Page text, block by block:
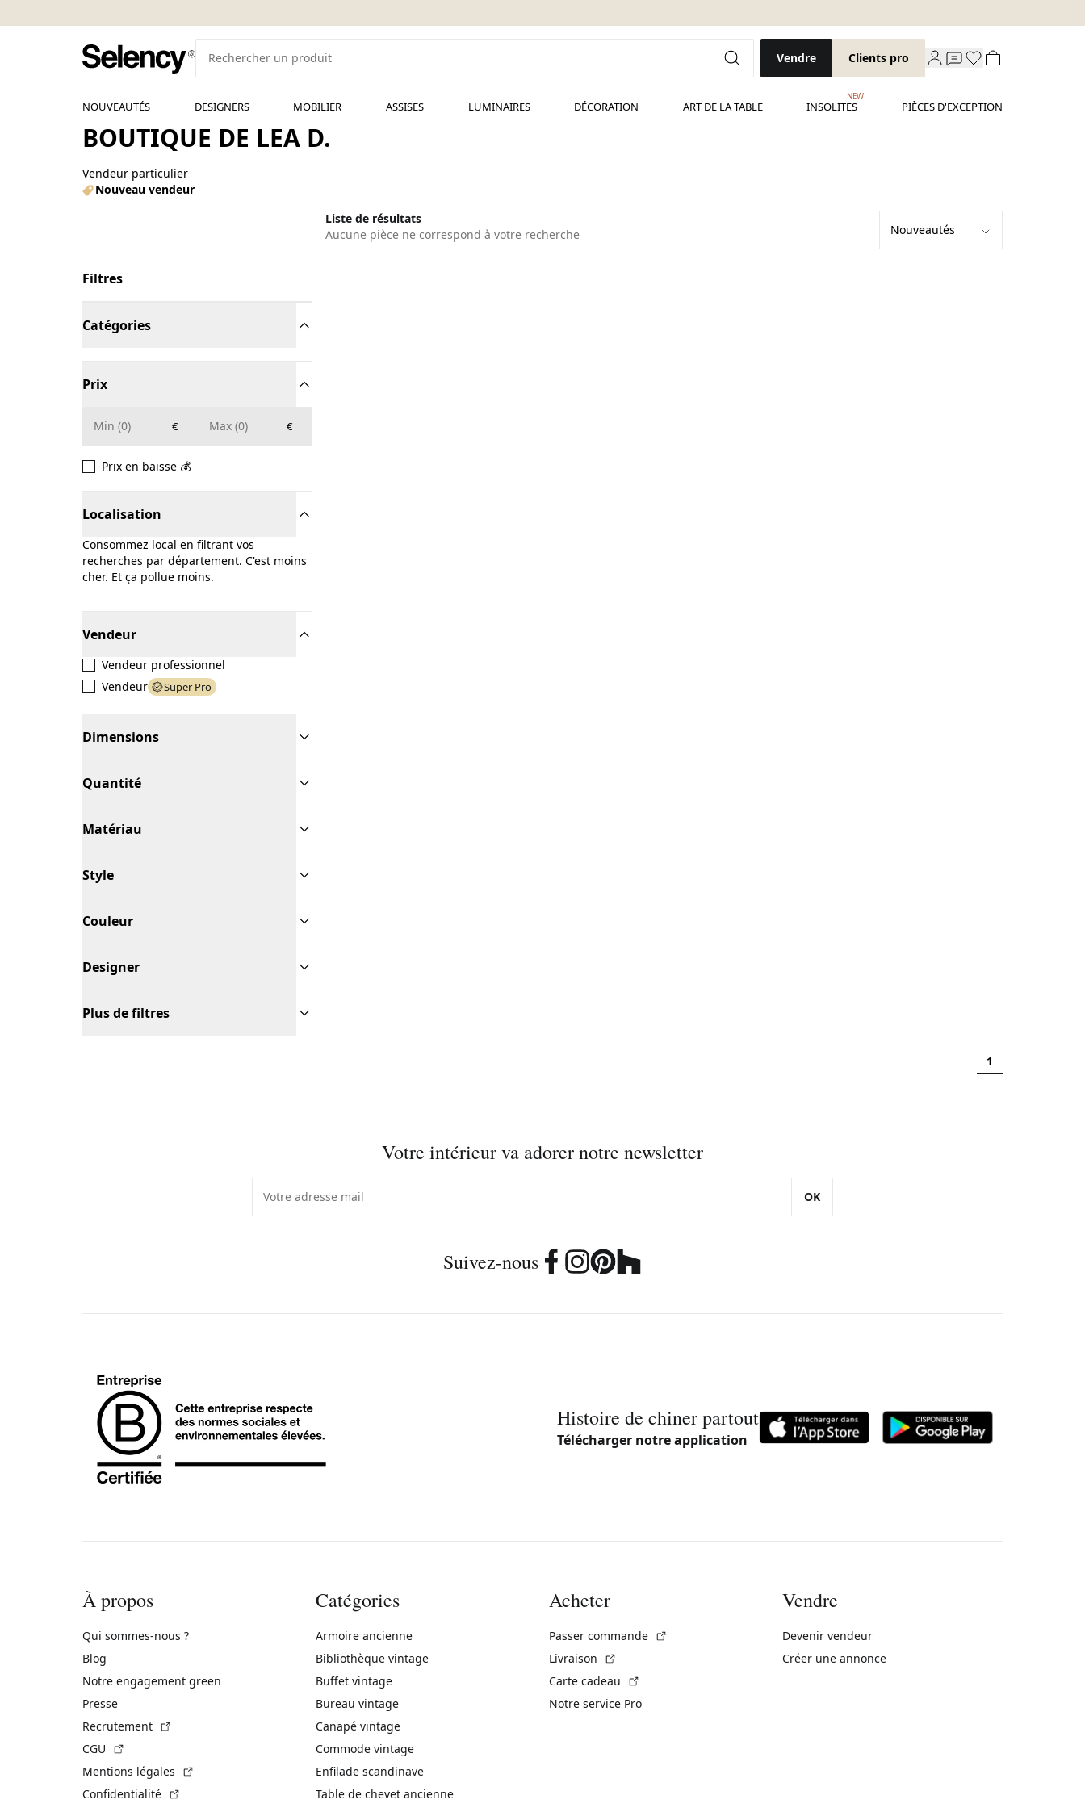
Vendre Clients pro
NOUVEAUTÉS DESIGNERS MOBILIER ASSISES LUMINAIRES DÉCORATION ART DE LA TABLE INSOLITES
NEW
PIÈCES D'EXCEPTION
BOUTIQUE DE LEA D.
Vendeur particulier
Nouveau vendeur
Liste de résultats
Aucune pièce ne correspond à votre recherche
Filtres
Catégories
Prix
€ €
Prix en baisse 💰
Localisation
Consommez local en filtrant vos
recherches par département. C'est moins
cher. Et ça pollue moins.
Vendeur
Vendeur professionnel
Vendeur
Super Pro
Dimensions
Quantité
Matériau
Style
Couleur
Designer
Plus de filtres
1
Votre intérieur va adorer notre newsletter
OK
Suivez-nous
Histoire de chiner partout
Télécharger notre application
À propos
Qui sommes-nous ?
Blog
Notre engagement green
Presse
Recrutement
CGU
Mentions légales
Confidentialité
Catégories
Armoire ancienne
Bibliothèque vintage
Buffet vintage
Bureau vintage
Canapé vintage
Commode vintage
Enfilade scandinave
Table de chevet ancienne
Acheter
Passer commande
Livraison
Carte cadeau
Notre service Pro
Vendre
Devenir vendeur
Créer une annonce